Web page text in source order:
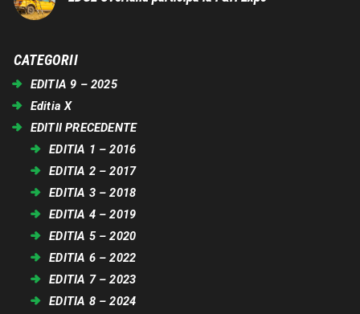
CATEGORII
EDITIA 9 – 2025
Editia X
EDITII PRECEDENTE
EDITIA 1 – 2016
EDITIA 2 – 2017
EDITIA 3 – 2018
EDITIA 4 – 2019
EDITIA 5 – 2020
EDITIA 6 – 2022
EDITIA 7 – 2023
EDITIA 8 – 2024